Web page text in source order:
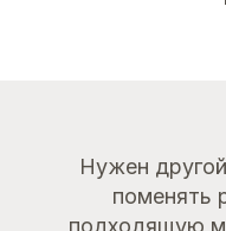
Нужен
поменять
подходящую